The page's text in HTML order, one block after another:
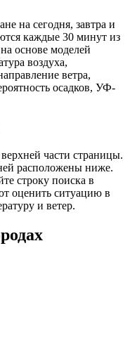
на сегодня, завтра и
каждые 30 минут из
основе моделей
воздуха,
ветра,
осадков, УФ-
части страницы.
расположены ниже.
строку поиска в
оценить ситуацию в
и ветер.